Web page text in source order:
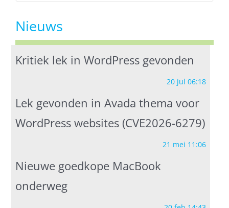
Nieuws
Kritiek lek in WordPress gevonden
20 jul 06:18
Lek gevonden in Avada thema voor
WordPress websites (CVE2026-6279)
21 mei 11:06
Nieuwe goedkope MacBook
onderweg